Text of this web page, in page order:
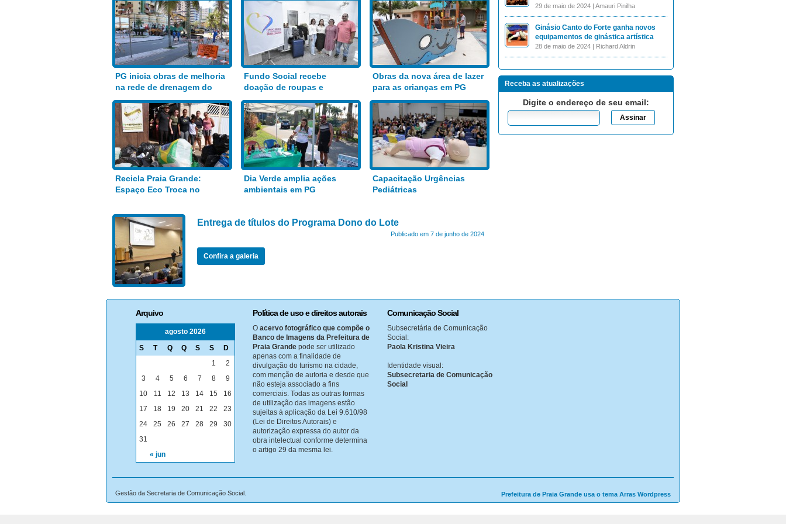
PG inicia obras de melhoria
na rede de drenagem do
Bairro Aviação
Fundo Social recebe
doação de roupas e
alimentos
Obras da nova área de lazer
para as crianças em PG
Recicla Praia Grande:
Espaço Eco Troca no
Dia Verde amplia ações
ambientais em PG
Capacitação Urgências
Pediátricas
Entrega de títulos do Programa Dono do Lote
Publicado em 7 de junho de 2024
Confira a galeria
29 de maio de 2024 | Amauri Pinilha
Ginásio Canto do Forte ganha novos
equipamentos de ginástica artística
28 de maio de 2024 | Richard Aldrin
Receba as atualizações
Digite o endereço de seu email:
Arquivo
agosto 2026
S
T Q Q S S D
« jun
1
2
3
4 5 6 7 8
9
10
11 12 13 14 15
16
17
18 19 20 21 22
23
24
25 26 27 28 29
30
31
Política de uso e direitos autorais
O acervo fotográfico que compõe o
Banco de Imagens da Prefeitura de
Praia Grande pode ser utilizado
apenas com a finalidade de
divulgação do turismo na cidade,
com menção de autoria e desde que
não esteja associado a fins
comerciais. Todas as outras formas
de utilização das imagens estão
sujeitas à aplicação da Lei 9.610/98
(Lei de Direitos Autorais) e
autorização expressa do autor da
obra intelectual conforme determina
o artigo 29 da mesma lei.
Comunicação Social
Subsecretária de Comunicação
Social:
Paola Kristina Vieira
Identidade visual:
Subsecretaria de Comunicação
Social
Prefeitura de Praia Grande usa o tema Arras Wordpress
Gestão da Secretaria de Comunicação Social.